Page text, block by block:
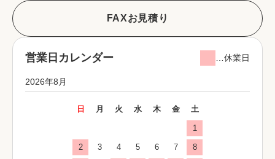
FAXお見積り
営業日カレンダー …休業日
2026年8月
日 月 火 水 木 金 土
1
2 3 4 5 6 7 8